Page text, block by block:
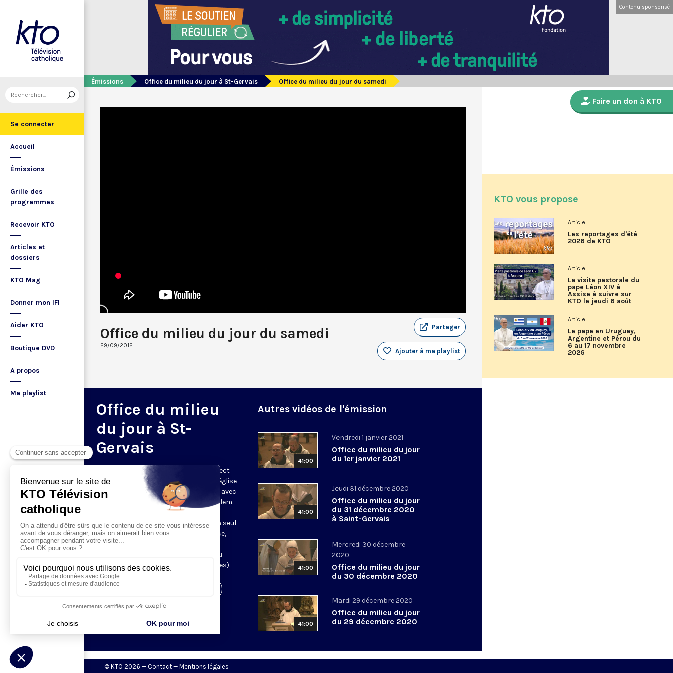
Se connecter
Accueil
Émissions
Grille des
programmes
Recevoir KTO
Articles et
dossiers
KTO Mag
Donner mon IFI
Aider KTO
Boutique DVD
A propos
Ma playlist
Contenu sponsorisé
Émissions Office du milieu du jour à St-Gervais Office du milieu du jour du samedi
Office du milieu du jour du samedi
29/09/2012
Partager
Ajouter à ma playlist
Office du milieu
du jour à St-
Gervais
Du mardi au samedi, KTO diffuse en direct
l’office du milieu du jour, en direct de l’église
Saint-Gervais-Saint-Protais (Paris 4e), avec
les Fraternités Monastiques de Jérusalem.
L’Office du Milieu du Jour regroupe, en
particulier, «au milieu du jour» et en un seul
office, les heures monastiques de Tierce,
Sexte et None. Il permet à l’Église de
retrouver son Seigneur entre l’office du
matin (Laudes) et l’office du soir (Vêpres).
Autres vidéos de l'émission
41:00
Vendredi 1 janvier 2021
Office du milieu du jour
du 1er janvier 2021
41:00
Jeudi 31 décembre 2020
Office du milieu du jour
du 31 décembre 2020
à Saint-Gervais
41:00
Mercredi 30 décembre
2020
Office du milieu du jour
du 30 décembre 2020
41:00
Mardi 29 décembre 2020
Office du milieu du jour
du 29 décembre 2020
Faire un don à KTO
KTO vous propose
Article
Les reportages d'été
2026 de KTO
Article
La visite pastorale du
pape Léon XIV à
Assise à suivre sur
KTO le jeudi 6 août
Article
Le pape en Uruguay,
Argentine et Pérou du
6 au 17 novembre
2026
© KTO 2026 — Contact — Mentions légales